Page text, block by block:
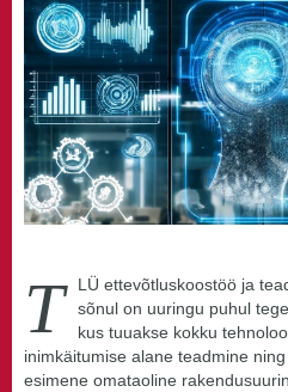
T
LÜ ettevõtluskoostöö ja
sõnul on uuringu puhul
kus tuuakse kokku
inimkäitumise alane teadmine
esimene omataoline